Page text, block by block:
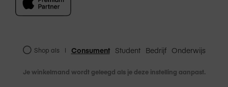
Shop als | Consument Student Bedrijf Onderwijs
Je winkelmand wordt geleegd als je deze instelling aanpast.